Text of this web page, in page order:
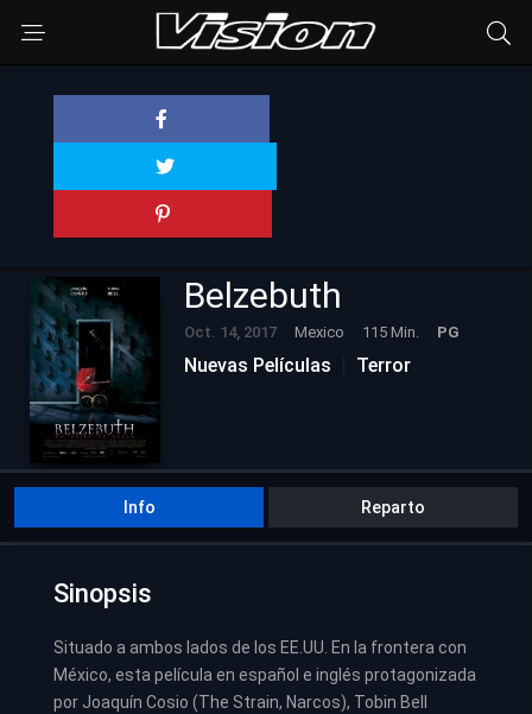
Belzebuth
Oct. 14, 2017 Mexico 115 Min. PG
Nuevas Películas Terror
Info Reparto
Sinopsis
Situado a ambos lados de los EE.UU. En la frontera con
México, esta película en español e inglés protagonizada
por Joaquín Cosio (The Strain, Narcos), Tobin Bell